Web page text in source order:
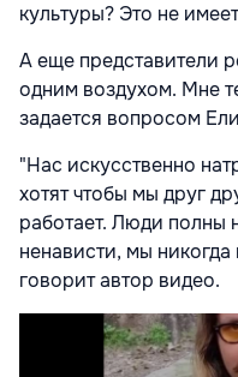
культуры? Это не
А еще представители
одним воздухом. Мне
задается вопросом
"Нас искусственно
хотят чтобы мы друг
работает. Люди полны
ненависти, мы
говорит автор видео.